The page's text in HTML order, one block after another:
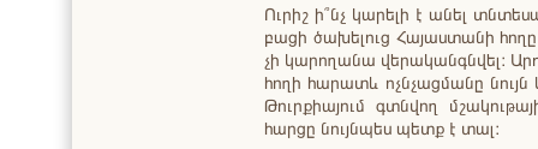
Ուրիշ ի՞նչ կարելի է անել
բացի ծախելուց Հայաստանի
չի կարողանա վերականգնվել:
հողի հարատև ոչնչացմանը
Թուրքիայում գտնվող
հարցը նույնպես պետք է տալ: